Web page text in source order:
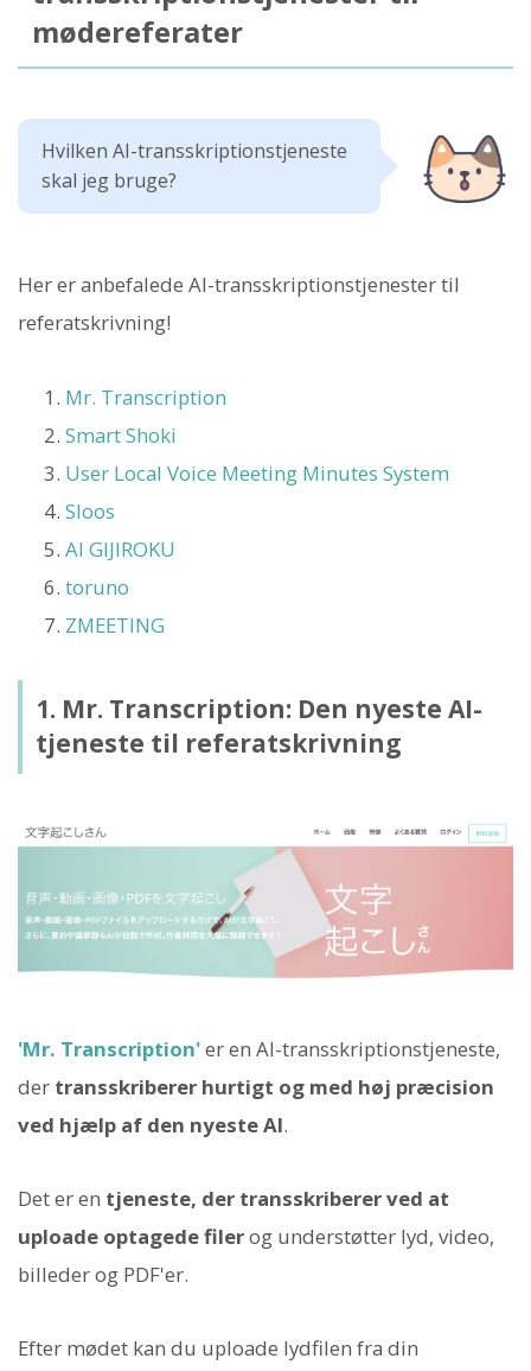
mødereferater
Hvilken AI-transskriptionstjeneste
skal jeg bruge?
Her er anbefalede AI-transskriptionstjenester til
referatskrivning!
Mr. Transcription
Smart Shoki
User Local Voice Meeting Minutes System
Sloos
AI GIJIROKU
toruno
ZMEETING
1. Mr. Transcription: Den nyeste AI-
tjeneste til referatskrivning
'Mr. Transcription'er en AI-transskriptionstjeneste,
der transskriberer hurtigt og med høj præcision
ved hjælp af den nyeste AI.
Det er en tjeneste, der transskriberer ved at
uploade optagede filerog understøtter lyd, video,
billeder og PDF'er.
Efter mødet kan du uploade lydfilen fra din